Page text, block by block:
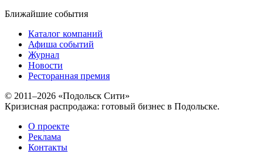
Ближайшие события
Каталог компаний
Афиша событий
Журнал
Новости
Ресторанная премия
© 2011–2026 «Подольск Сити»
Кризисная распродажа: готовый бизнес в Подольске.
О проекте
Реклама
Контакты